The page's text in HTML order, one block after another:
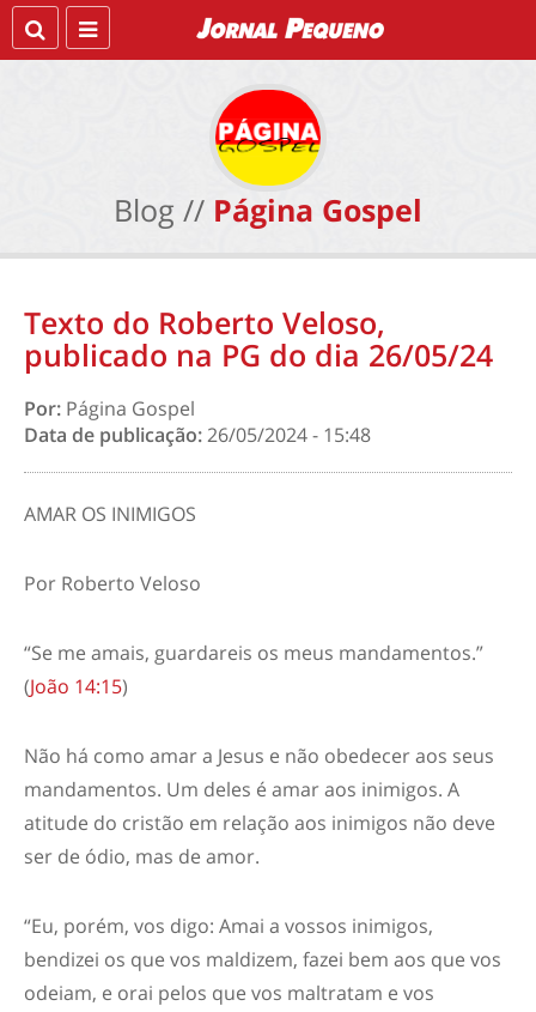
Blog // Página Gospel
Texto do Roberto Veloso,
publicado na PG do dia 26/05/24
Por: Página Gospel
Data de publicação:26/05/2024 - 15:48
AMAR OS INIMIGOS
Por Roberto Veloso
“Se me amais, guardareis os meus mandamentos.”
(João 14:15)
Não há como amar a Jesus e não obedecer aos seus
mandamentos. Um deles é amar aos inimigos. A
atitude do cristão em relação aos inimigos não deve
ser de ódio, mas de amor.
“Eu, porém, vos digo: Amai a vossos inimigos,
bendizei os que vos maldizem, fazei bem aos que vos
odeiam, e orai pelos que vos maltratam e vos